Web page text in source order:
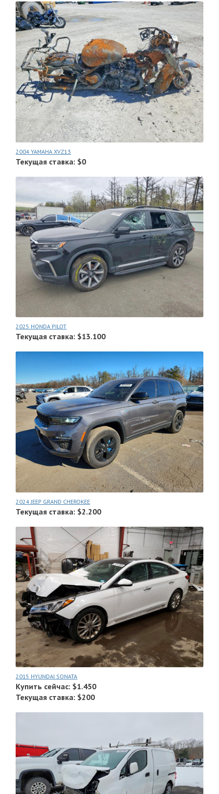
2004 YAMAHA XVZ13
Текущая ставка: $0
2025 HONDA PILOT
Текущая ставка: $13.100
2024 JEEP GRAND CHEROKEE
Текущая ставка: $2.200
2015 HYUNDAI SONATA
Купить сейчас: $1.450
Текущая ставка: $200